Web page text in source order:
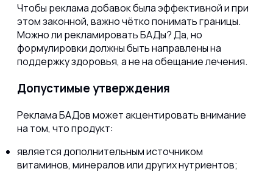
Чтобы реклама добавок была эффективной и при
этом законной, важно чётко понимать границы.
Можно ли рекламировать БАДы? Да, но
формулировки должны быть направлены на
поддержку здоровья, а не на обещание лечения.
Допустимые утверждения
Реклама БАДов может акцентировать внимание
на том, что продукт:
является дополнительным источником
витаминов, минералов или других нутриентов;